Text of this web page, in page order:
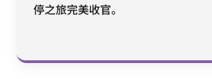
停之旅完美收官。